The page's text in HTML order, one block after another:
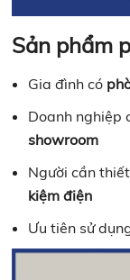
Sản phẩm
Gia đình có
Doanh nghiệp
showroom
Người cần
kiệm điện
Ưu tiên sử